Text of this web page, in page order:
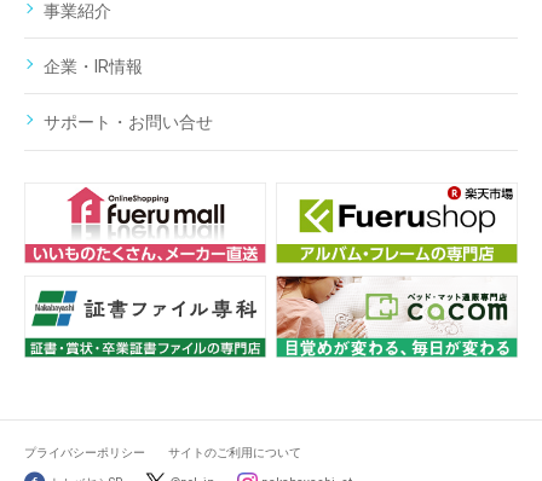
事業紹介
企業・IR情報
サポート・お問い合せ
プライバシーポリシー サイトのご利用について